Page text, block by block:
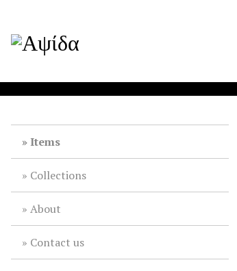
Items
Collections
About
Contact us